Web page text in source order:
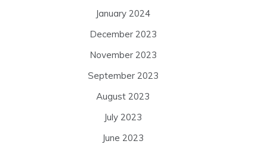
January 2024
December 2023
November 2023
September 2023
August 2023
July 2023
June 2023